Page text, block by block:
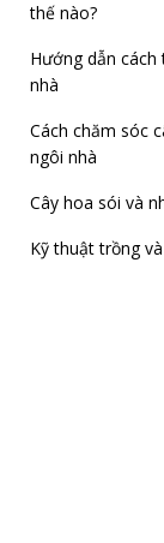
thế nào?
Hướng dẫn
nhà
Cách chăm sóc
ngôi nhà
Cây hoa sói và
Kỹ thuật trồng